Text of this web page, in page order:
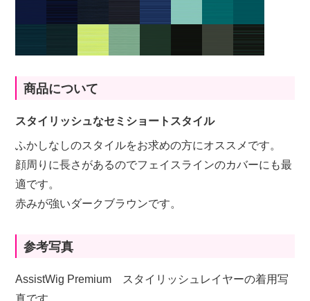
商品について
スタイリッシュなセミショートスタイル
ふかしなしのスタイルをお求めの方にオススメです。
顔周りに長さがあるのでフェイスラインのカバーにも最
適です。
赤みが強いダークブラウンです。
参考写真
AssistWig Premium スタイリッシュレイヤーの着用写
真です。